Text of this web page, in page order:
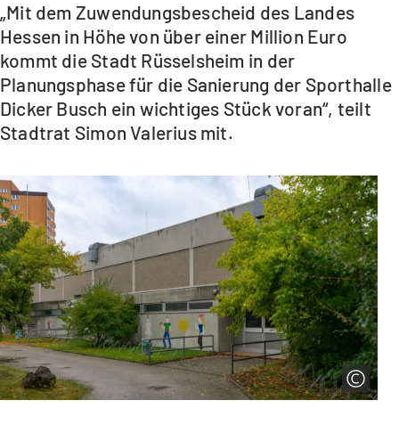
„Mit dem Zuwendungsbescheid des Landes
Hessen in Höhe von über einer Million Euro
kommt die Stadt Rüsselsheim in der
Planungsphase für die Sanierung der Sporthalle
Dicker Busch ein wichtiges Stück voran“, teilt
Stadtrat Simon Valerius mit.